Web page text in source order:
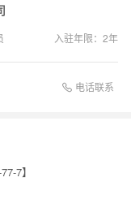
入驻年限： 2年
电话联系
7】